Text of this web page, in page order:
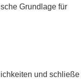
Grundlage für
und schließe